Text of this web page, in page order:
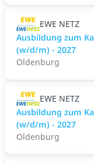
EWE NETZ
Ausbildung zum
(w/d/m) - 2027
Oldenburg
EWE NETZ
Ausbildung zum
(w/d/m) - 2027
Oldenburg